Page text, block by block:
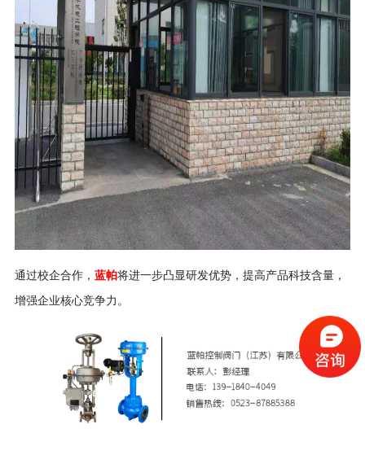
通过校企合作， 蓝帕将进一步凸显研发优势，提高产品科技含量，
增强企业核心竞争力。